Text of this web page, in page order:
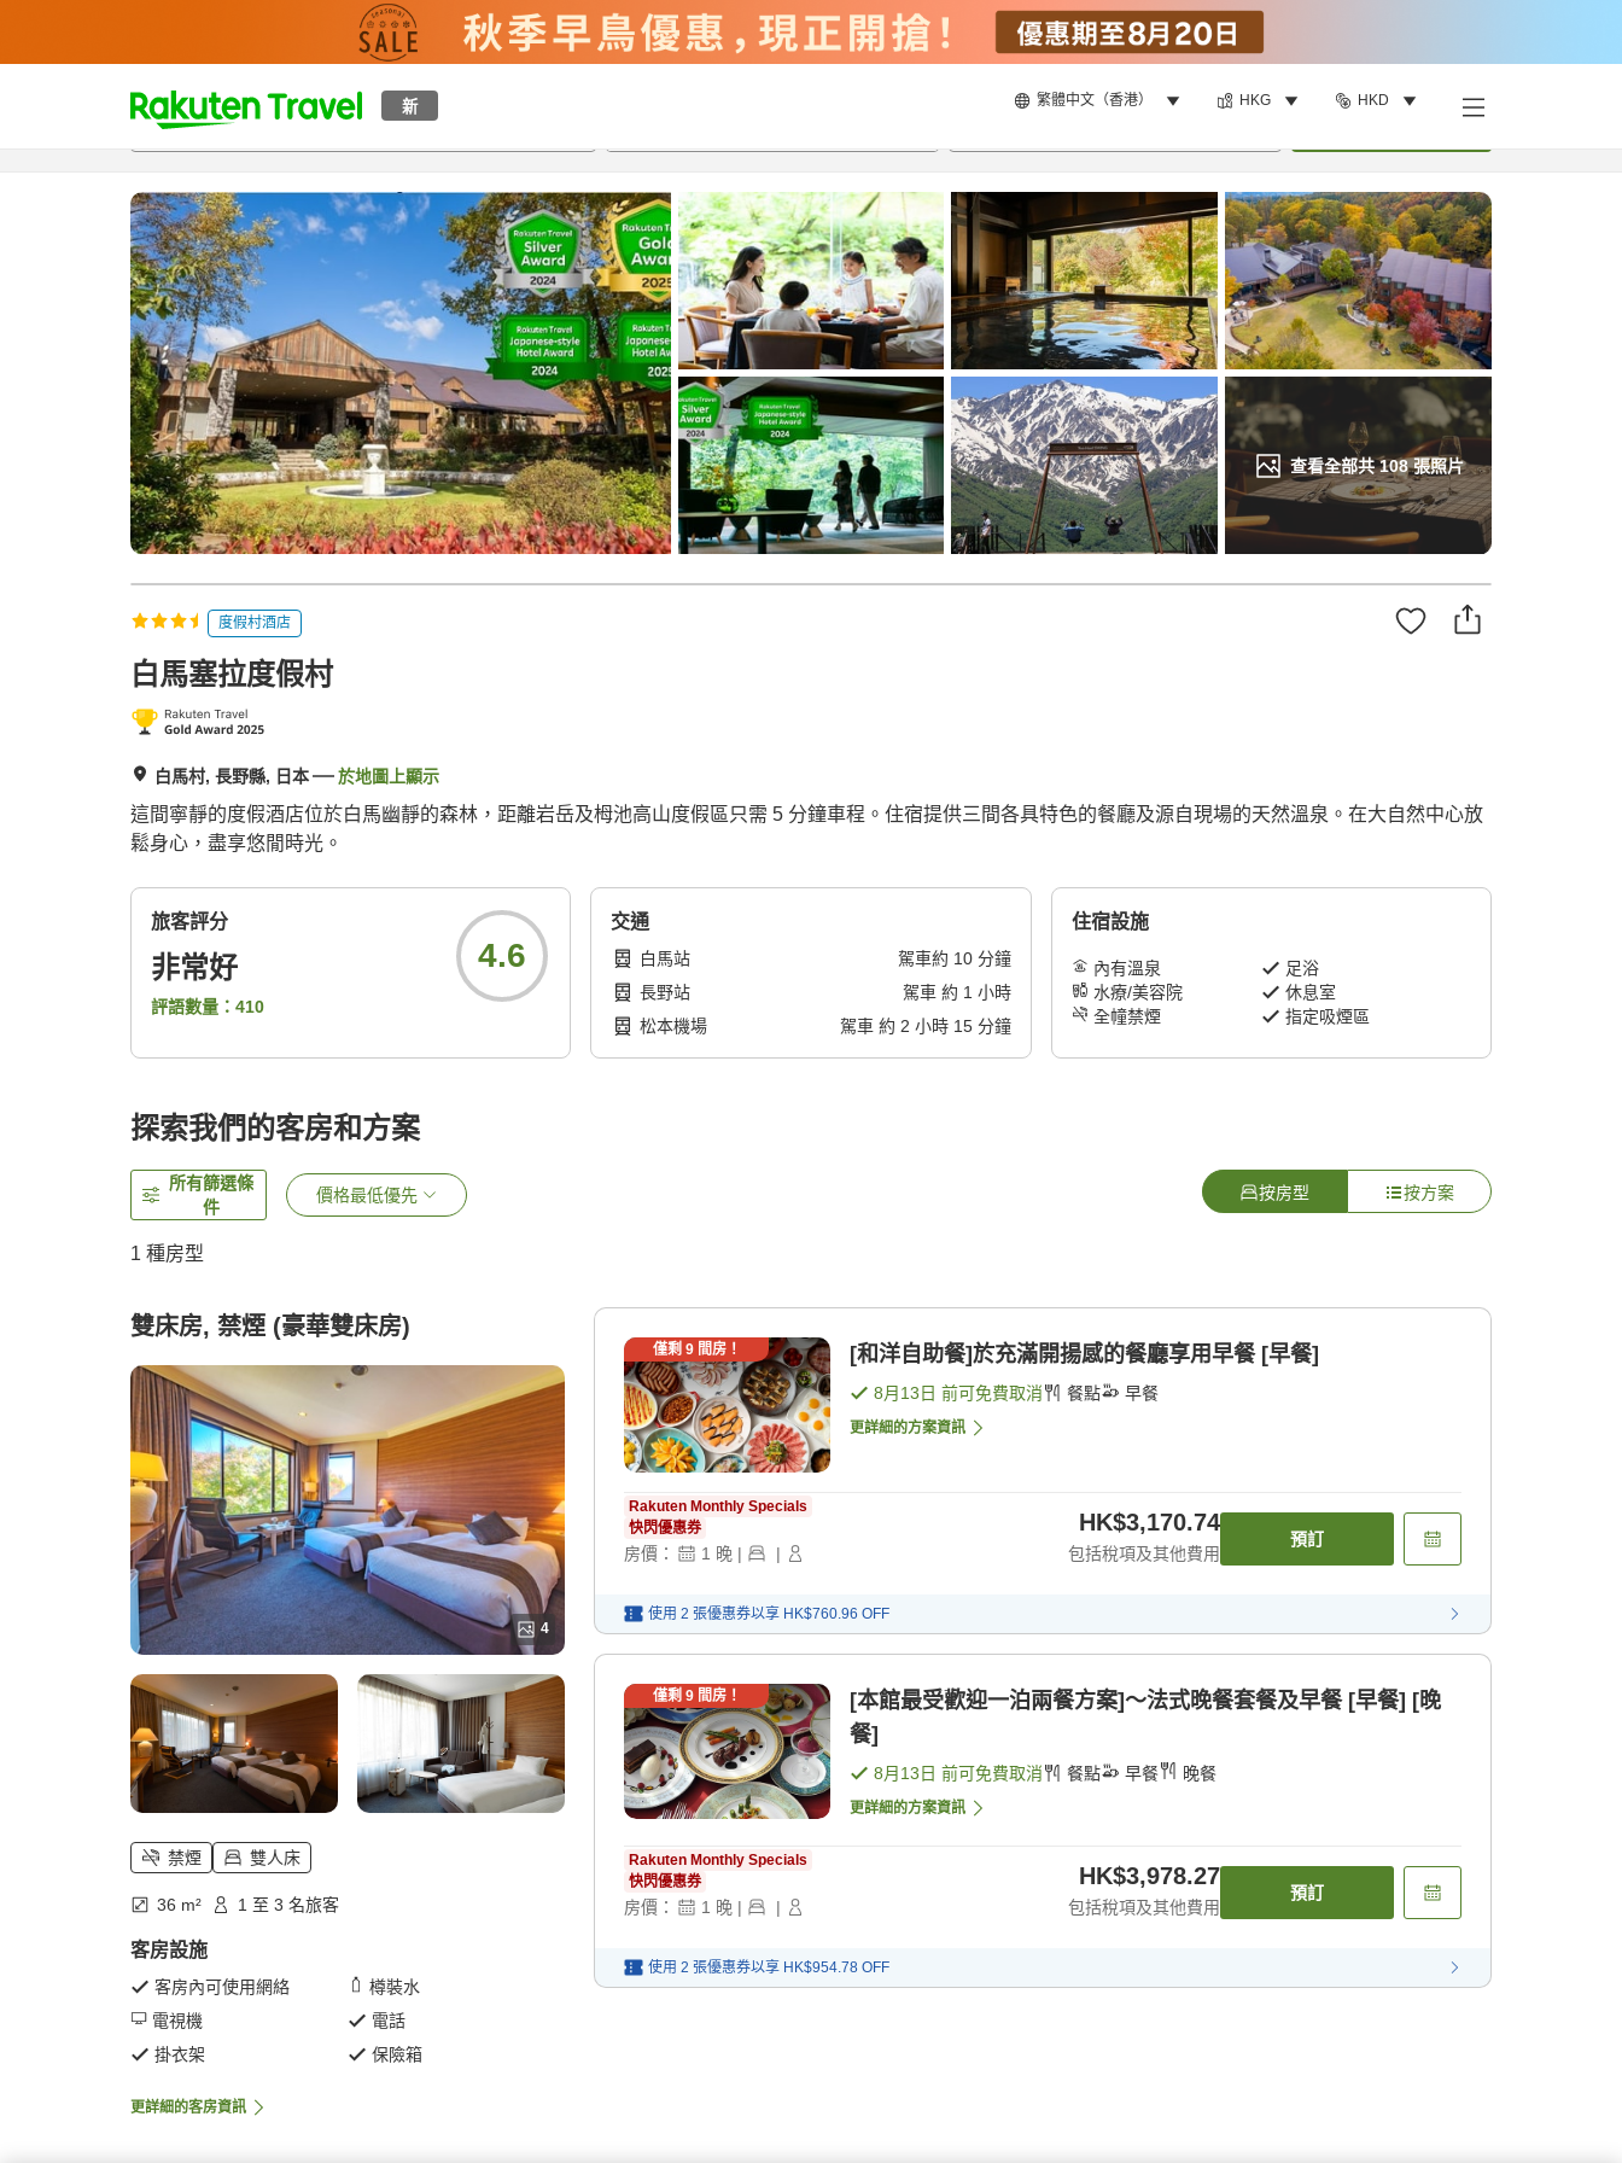
新 繁體中文（香港） HKG HKD
t
p
a
g
e
_
s
e
a
r
c
h
查看全部共108張照片
概覽房間及住宿方案 評價設施
度假村酒店
白馬塞拉度假村
白馬村, 長野縣, 日本 於地圖上顯示
這間寧靜的度假酒店位於白馬幽靜的森林，距離岩岳及栂池高山度假區只需 5 分鐘車程。住宿提供三間各具特色的餐廳及源自現場的天然溫泉。在大自然中心放
鬆身心，盡享悠閒時光。
旅客評分
非常好
評語數量： 410
4.6
交通
白馬站 駕車約 10分鐘
長野站
駕車約 1 小時
松本機場
駕車約 2 小時 15分鐘
住宿設施
內有溫泉
足浴
水療/美容院
休息室
全幢禁煙
指定吸煙區
探索我們的客房和方案
所有篩選條
件
價格最低優先 按房型 按方案
1 種房型
雙床房, 禁煙 (豪華雙床房)
4
禁煙 雙人床
36 m² 1 至 3 名旅客
客房設施
客房內可使用網絡
樽裝水
電視機
電話
掛衣架
保險箱
更詳細的客房資訊
僅剩 9間房！ [和洋自助餐]於充滿開揚感的餐廳享用早餐 [早餐]
8月13日 前可免費取消 餐點 早餐
更詳細的方案資訊
Rakuten Monthly Specials
快閃優惠券
房價： 1 晚 | |
HK$3,170.74
包括稅項及其他費用
預訂
使用 2 張優惠券以享 HK$760.96 OFF
僅剩 9間房！
[本館最受歡迎一泊兩餐方案]～法式晚餐套餐及早餐 [早餐] [晚
餐]
8月13日 前可免費取消 餐點 早餐 晚餐
更詳細的方案資訊
Rakuten Monthly Specials
快閃優惠券
房價： 1 晚 | |
HK$3,978.27
包括稅項及其他費用
預訂
使用 2 張優惠券以享 HK$954.78 OFF